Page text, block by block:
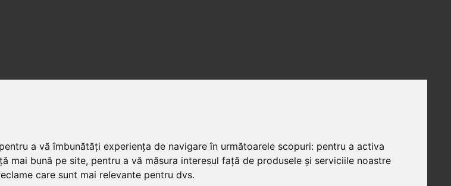
a vă îmbunătăți experiența de navigare în următoarele scopuri: pentru a activa
mai bună pe site, pentru a vă măsura interesul față de produsele și serviciile noastre
care sunt mai relevante pentru dvs.